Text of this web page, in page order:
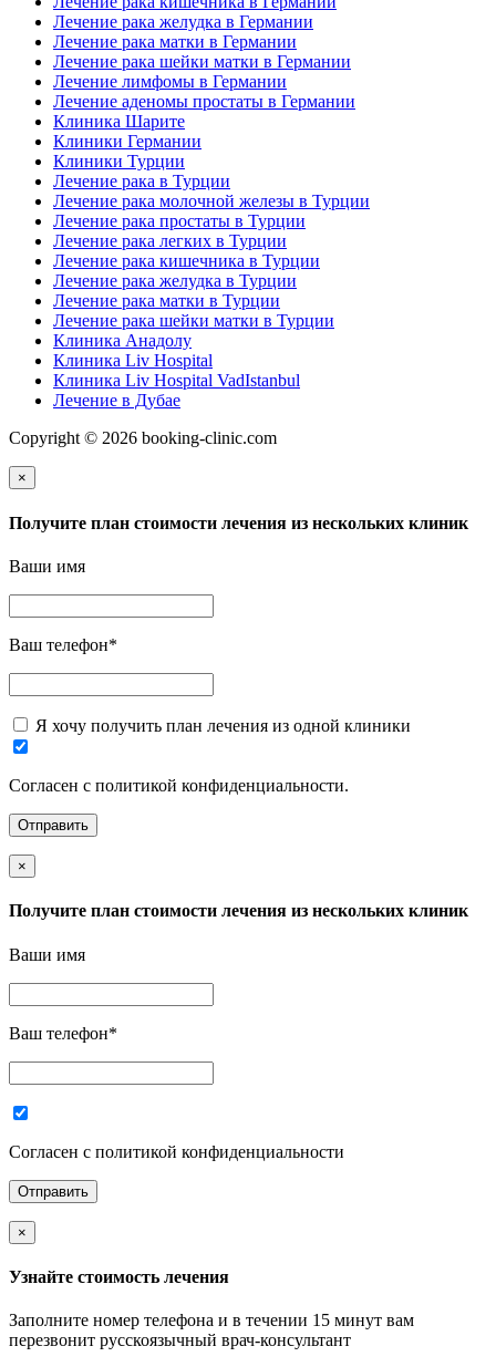
Лечение рака желудка в Германии
Лечение рака матки в Германии
Лечение рака шейки матки в Германии
Лечение лимфомы в Германии
Лечение аденомы простаты в Германии
Клиника Шарите
Клиники Германии
Клиники Турции
Лечение рака в Турции
Лечение рака молочной железы в Турции
Лечение рака простаты в Турции
Лечение рака легких в Турции
Лечение рака кишечника в Турции
Лечение рака желудка в Турции
Лечение рака матки в Турции
Лечение рака шейки матки в Турции
Клиника Анадолу
Клиника Liv Hospital
Клиника Liv Hospital VadIstanbul
Лечение в Дубае
Copyright © 2026 booking-clinic.com
×
Получите план стоимости лечения из нескольких клиник
Ваши имя
Ваш телефон*
Я хочу получить план лечения из одной клиники
Согласен с политикой конфиденциальности.
×
Получите план стоимости лечения из нескольких клиник
Ваши имя
Ваш телефон*
Согласен с политикой конфиденциальности
×
Узнайте стоимость лечения
Заполните номер телефона и в течении 15 минут вам
перезвонит русскоязычный врач-консультант